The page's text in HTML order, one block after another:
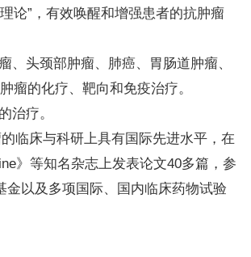
论”，有效唤醒和增强患者的抗肿瘤
、头颈部肿瘤、肺癌、胃肠道肿瘤、
瘤的化疗、靶向和免疫治疗。
治疗。
临床与科研上具有国际先进水平，在
》等知名杂志上发表论文40多篇，参
金以及多项国际、国内临床药物试验